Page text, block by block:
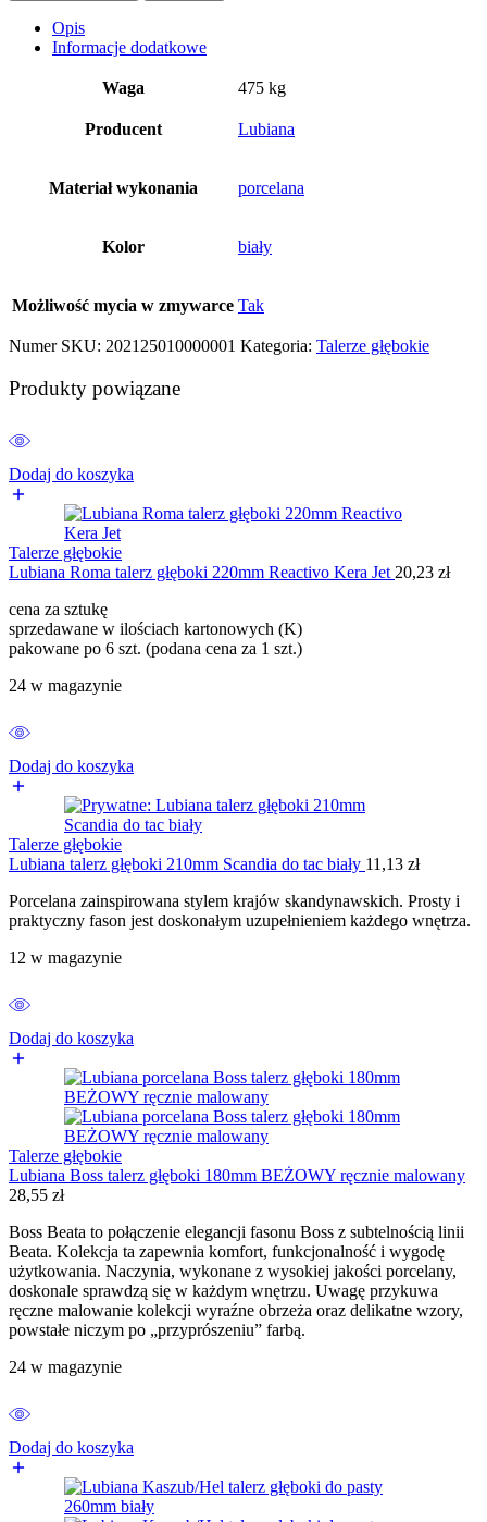
Opis
Informacje dodatkowe
Waga 475 kg
Producent Lubiana
Materiał wykonania porcelana
Kolor biały
Możliwość mycia w zmywarce Tak
Numer SKU: 202125010000001 Kategoria: Talerze głębokie
Produkty powiązane
Dodaj do koszyka
Talerze głębokie
Lubiana Roma talerz głęboki 220mm Reactivo Kera Jet 20,23 zł
cena za sztukę
sprzedawane w ilościach kartonowych (K)
pakowane po 6 szt. (podana cena za 1 szt.)
24 w magazynie
Dodaj do koszyka
Talerze głębokie
Lubiana talerz głęboki 210mm Scandia do tac biały 11,13 zł
Porcelana zainspirowana stylem krajów skandynawskich. Prosty i
praktyczny fason jest doskonałym uzupełnieniem każdego wnętrza.
12 w magazynie
Dodaj do koszyka
Talerze głębokie
Lubiana Boss talerz głęboki 180mm BEŻOWY ręcznie malowany
28,55 zł
Boss Beata to połączenie elegancji fasonu Boss z subtelnością linii
Beata. Kolekcja ta zapewnia komfort, funkcjonalność i wygodę
użytkowania. Naczynia, wykonane z wysokiej jakości porcelany,
doskonale sprawdzą się w każdym wnętrzu. Uwagę przykuwa
ręczne malowanie kolekcji wyraźne obrzeża oraz delikatne wzory,
powstałe niczym po „przyprószeniu” farbą.
24 w magazynie
Dodaj do koszyka